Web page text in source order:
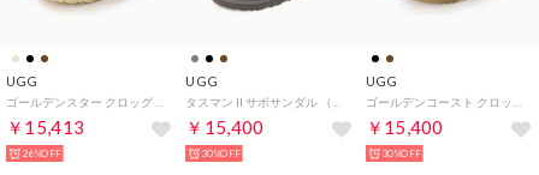
UGG
￥15,413
26%OFF
UGG
￥15,400
30%OFF
UGG
￥15,400
30%OFF